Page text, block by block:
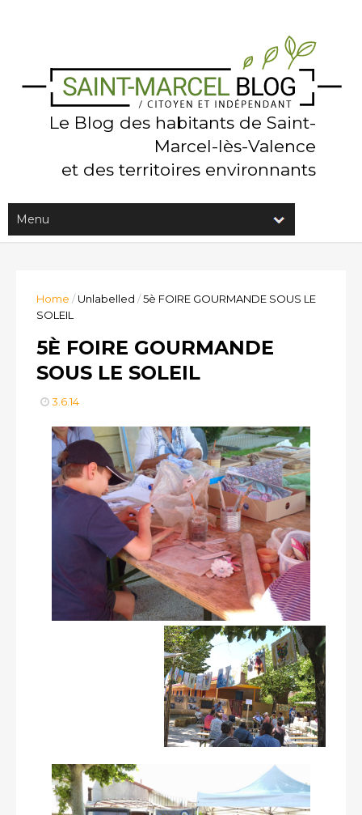
Le Blog des habitants de Saint-
Marcel-lès-Valence
et des territoires environnants
Home /Unlabelled /5è FOIRE GOURMANDE SOUS LE
SOLEIL
5È FOIRE GOURMANDE
SOUS LE SOLEIL
3.6.14